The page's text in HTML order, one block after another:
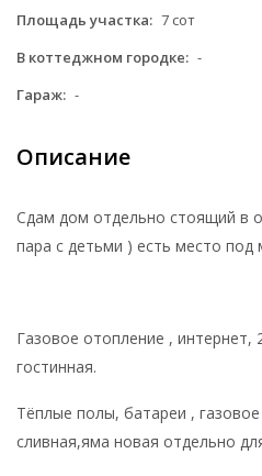
Площадь участка: 7 сот
В коттеджном городке: -
Гараж: -
Описание
Сдам дом отдельно стоящий в
пара с детьми ) есть место
Газовое отопление , интернет,
гостинная.
Тёплые полы, батареи ,
сливная,яма новая отдельно